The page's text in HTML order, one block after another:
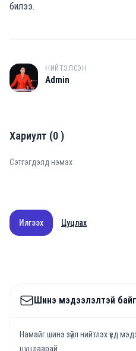
билээ.
A
НИЙТЭЛСЭН
Admin
Хариулт (0)
Илгээх Цуцлах
Шинэ мэдээлэлтэй
Намайг шинэ зүйл нийтлэх үед
цуцлаарай.